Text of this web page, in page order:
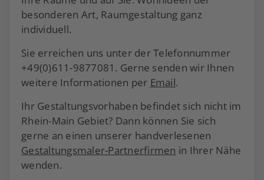
besonderen Art, Raumgestaltung ganz
individuell.
Sie erreichen uns unter der Telefonnummer
+49(0)611-9877081. Gerne senden wir Ihnen
weitere Informationen per Email.
Ihr Gestaltungsvorhaben befindet sich nicht im
Rhein-Main Gebiet? Dann können Sie sich
gerne an einen unserer handverlesenen
Gestaltungsmaler-Partnerfirmen in Ihrer Nähe
wenden.